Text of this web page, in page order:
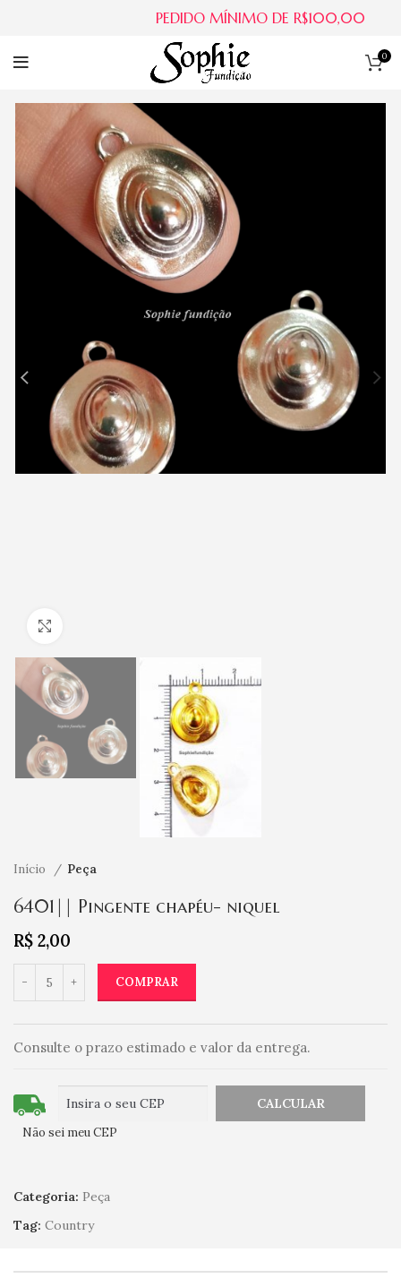
0
Início Peça
6401|| Pingente chapéu- niquel
R$ 2,00
COMPRAR
Consulte o prazo estimado e valor da entrega.
Não sei meu CEP
Categoria: Peça
Tag: Country
PEDIDO MÍNIMO DE R$100,00